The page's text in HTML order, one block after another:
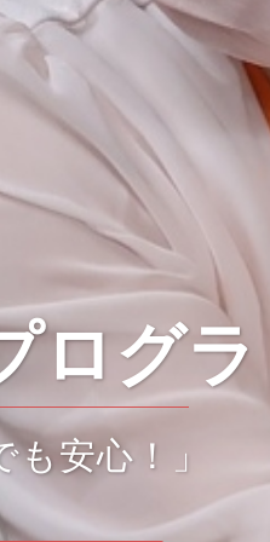
ログ
も安心！」